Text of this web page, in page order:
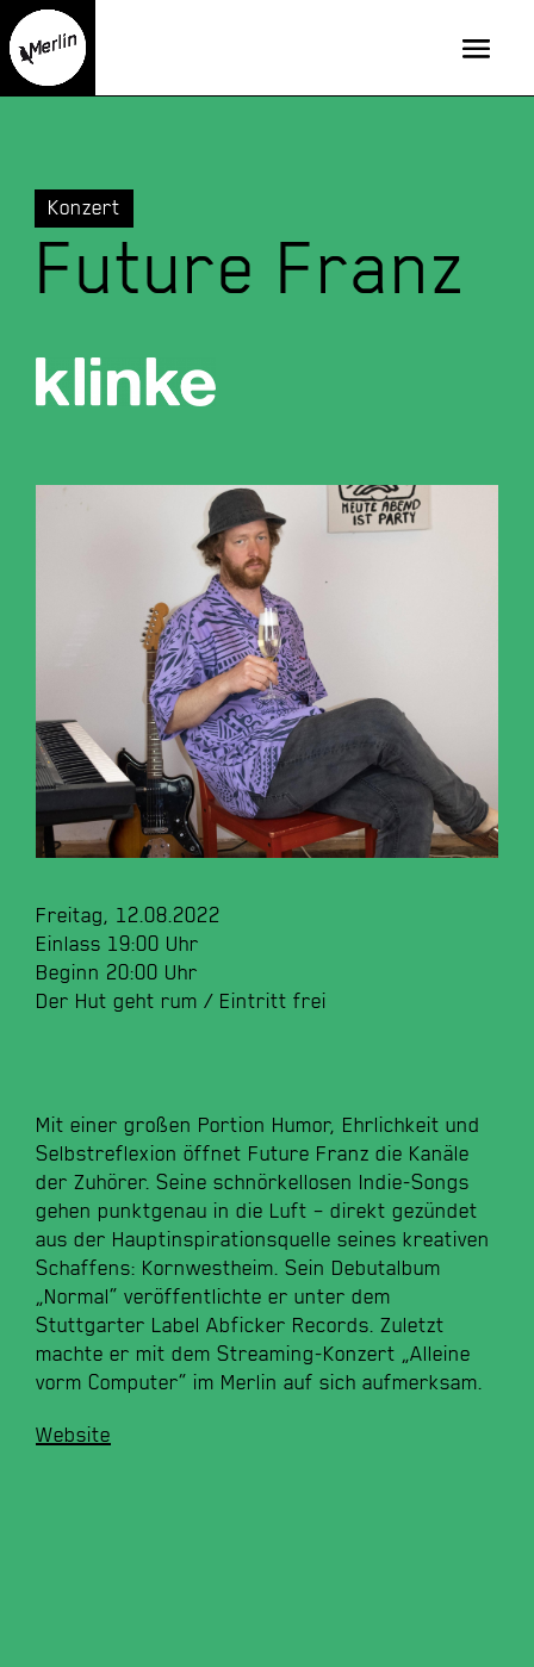
Konzert
Future Franz
Freitag, 12.08.2022
Einlass 19:00 Uhr
Beginn 20:00 Uhr
Der Hut geht rum / Eintritt frei
Mit einer großen Portion Humor, Ehrlichkeit und
Selbstreflexion öffnet Future Franz die Kanäle
der Zuhörer. Seine schnörkellosen Indie-Songs
gehen punktgenau in die Luft – direkt gezündet
aus der Hauptinspirationsquelle seines kreativen
Schaffens: Kornwestheim. Sein Debutalbum
„Normal“ veröffentlichte er unter dem
Stuttgarter Label Abficker Records. Zuletzt
machte er mit dem Streaming-Konzert „Alleine
vorm Computer“ im Merlin auf sich aufmerksam.
Website